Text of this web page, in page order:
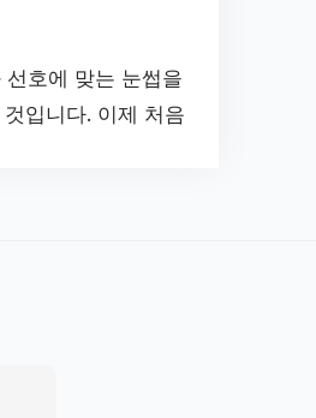
호에 맞는 눈썹을
입니다. 이제 처음